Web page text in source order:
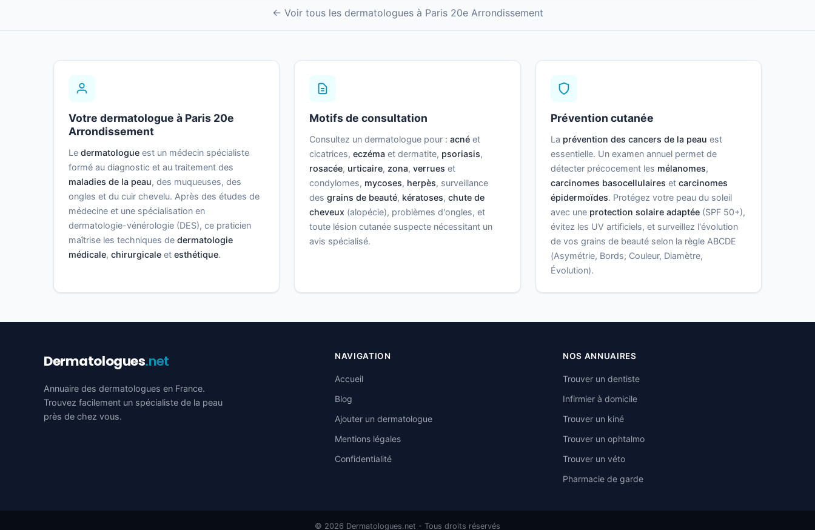
← Voir tous les dermatologues à Paris 20e Arrondissement
Votre dermatologue à Paris 20e
Arrondissement
Le dermatologue est un médecin spécialiste
formé au diagnostic et au traitement des
maladies de la peau, des muqueuses, des
ongles et du cuir chevelu. Après des études de
médecine et une spécialisation en
dermatologie-vénérologie (DES), ce praticien
maîtrise les techniques de dermatologie
médicale, chirurgicale et esthétique.
Motifs de consultation
Consultez un dermatologue pour :acné et
cicatrices,eczéma et dermatite, psoriasis,
rosacée, urticaire, zona,verrues et
condylomes, mycoses, herpès, surveillance
desgrains de beauté, kératoses,chute de
cheveux (alopécie), problèmes d'ongles, et
toute lésion cutanée suspecte nécessitant un
avis spécialisé.
Prévention cutanée
La prévention des cancers de la peau est
essentielle. Un examen annuel permet de
détecter précocement les mélanomes,
carcinomes basocellulaires et carcinomes
épidermoïdes. Protégez votre peau du soleil
avec une protection solaire adaptée(SPF 50+),
évitez les UV artificiels, et surveillez l'évolution
de vos grains de beauté selon la règle ABCDE
(Asymétrie, Bords, Couleur, Diamètre,
Évolution).
Dermatologues.net
Annuaire des dermatologues en France.
Trouvez facilement un spécialiste de la peau
près de chez vous.
NAVIGATION
Accueil
Blog
Ajouter un dermatologue
Mentions légales
Confidentialité
NOS ANNUAIRES
Trouver un dentiste
Infirmier à domicile
Trouver un kiné
Trouver un ophtalmo
Trouver un véto
Pharmacie de garde
© 2026 Dermatologues.net - Tous droits réservés